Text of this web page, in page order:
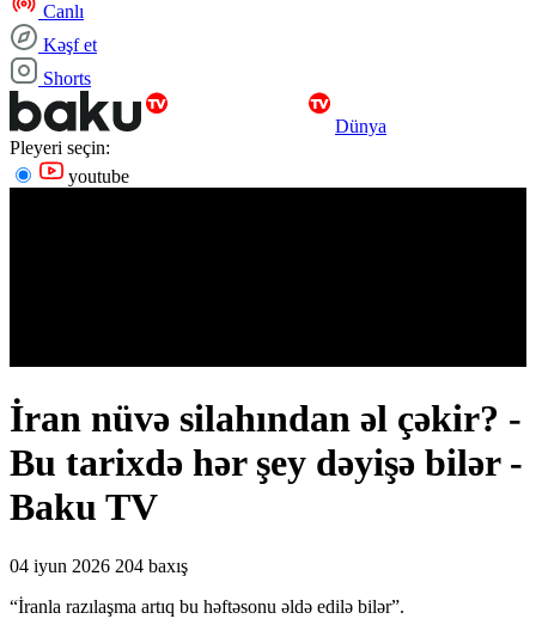
Canlı
Kəşf et
Shorts
Dünya
Pleyeri seçin:
youtube
İran nüvə silahından əl çəkir? -
Bu tarixdə hər şey dəyişə bilər -
Baku TV
04 iyun 2026 204 baxış
“İranla razılaşma artıq bu həftəsonu əldə edilə bilər”.